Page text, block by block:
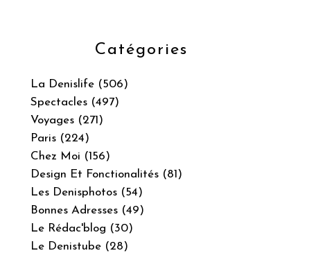
Catégories
La Denislife (506)
Spectacles (497)
Voyages (271)
Paris (224)
Chez Moi (156)
Design Et Fonctionalités (81)
Les Denisphotos (54)
Bonnes Adresses (49)
Le Rédac'blog (30)
Le Denistube (28)